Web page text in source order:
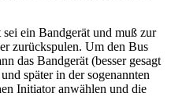
ein Bandgerät und muß zur
zurückspulen. Um den Bus
das Bandgerät (besser gesagt
später in der sogenannten
Initiator anwählen und die